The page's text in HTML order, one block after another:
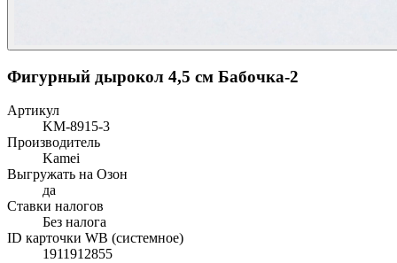
Фигурный дырокол 4,5 см Бабочка-2
Артикул
KM-8915-3
Производитель
Kamei
Выгружать на Озон
да
Ставки налогов
Без налога
ID карточки WB (системное)
1911912855